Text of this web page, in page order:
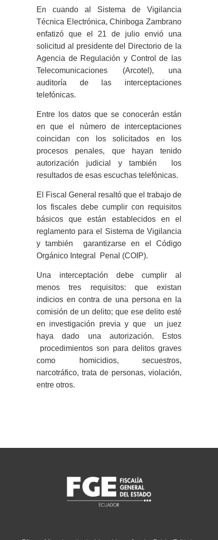
En cuando al Sistema de Vigilancia
Técnica Electrónica, Chiriboga Zambrano
enfatizó que el 21 de julio envió una
solicitud al presidente del Directorio de la
Agencia de Regulación y Control de las
Telecomunicaciones (Arcotel), una
auditoría de las interceptaciones
telefónicas.
Entre los datos que se conocerán están
en que el número de interceptaciones
coincidan con los solicitados en los
procesos penales, que hayan tenido
autorización judicial y también los
resultados de esas escuchas telefónicas.
El Fiscal General resaltó que el trabajo de
los fiscales debe cumplir con requisitos
básicos que están establecidos en el
reglamento para el Sistema de Vigilancia
y también garantizarse en el Código
Orgánico Integral Penal (COIP).
Una interceptación debe cumplir al
menos tres requisitos: que existan
indicios en contra de una persona en la
comisión de un delito; que ese delito esté
en investigación previa y que un juez
haya dado una autorización. Estos
procedimientos son para delitos graves
como homicidios, secuestros,
narcotráfico, trata de personas, violación,
entre otros.